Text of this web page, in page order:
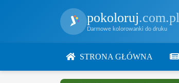
pokoloruj.com.pl
Darmowe kolorowanki do druku
STRONA GŁÓWNA